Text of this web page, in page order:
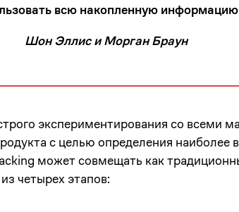
всю накопленную
Шон Эллис и Морган Браун
экспериментирования со всеми
с целью определения
может совмещать как
четырех этапов: